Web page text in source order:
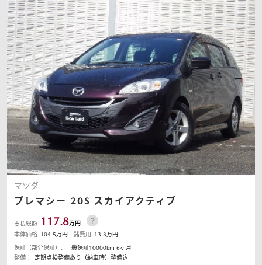
マツダ
プレマシー 20S スカイアクティブ
支払総額 117.8万円
本体価格 104.5万円 諸費用 13.3万円
保証（部分保証）: 一般保証10000km 6ヶ月
整備：
定期点検整備あり（納車時）整備込